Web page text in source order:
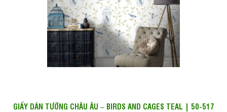
GIẤY DÁN TƯỜNG CHÂU ÂU – BIRDS AND CAGES TEAL | 50-517